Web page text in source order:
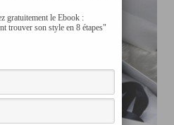
gratuitement le Ebook :
trouver son style en 8 étapes"